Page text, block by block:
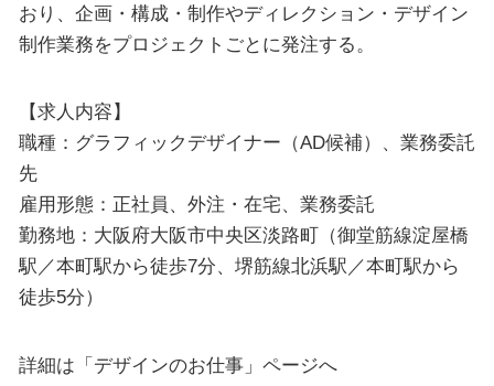
おり、企画・構成・制作やディレクション・デザイン
制作業務をプロジェクトごとに発注する。
【求人内容】
職種：グラフィックデザイナー（AD候補）、業務委託
先
雇用形態：正社員、外注・在宅、業務委託
勤務地：大阪府大阪市中央区淡路町（御堂筋線淀屋橋
駅／本町駅から徒歩7分、堺筋線北浜駅／本町駅から
徒歩5分）
詳細は「デザインのお仕事」ページへ